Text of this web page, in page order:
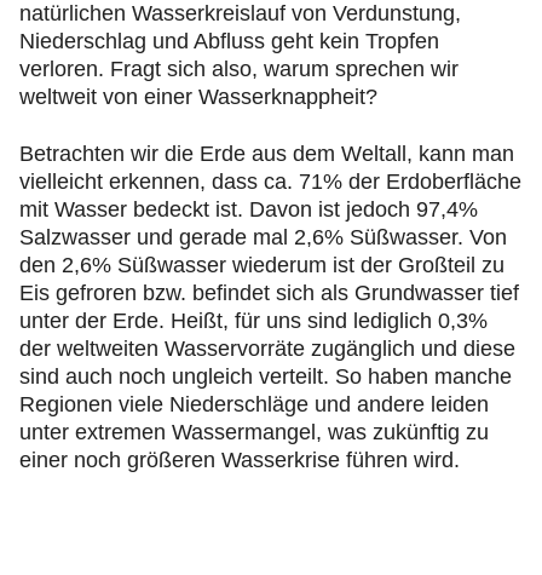
natürlichen Wasserkreislauf von Verdunstung,
Niederschlag und Abfluss geht kein Tropfen
verloren. Fragt sich also, warum sprechen wir
weltweit von einer Wasserknappheit?
Betrachten wir die Erde aus dem Weltall, kann man
vielleicht erkennen, dass ca. 71% der Erdoberfläche
mit Wasser bedeckt ist. Davon ist jedoch 97,4%
Salzwasser und gerade mal 2,6% Süßwasser. Von
den 2,6% Süßwasser wiederum ist der Großteil zu
Eis gefroren bzw. befindet sich als Grundwasser tief
unter der Erde. Heißt, für uns sind lediglich 0,3%
der weltweiten Wasservorräte zugänglich und diese
sind auch noch ungleich verteilt. So haben manche
Regionen viele Niederschläge und andere leiden
unter extremen Wassermangel, was zukünftig zu
einer noch größeren Wasserkrise führen wird.